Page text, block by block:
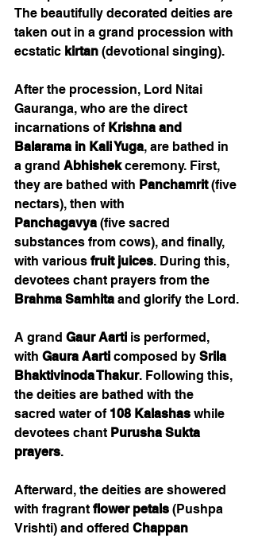
The beautifully decorated deities are
taken out in a grand procession with
ecstatic kirtan (devotional singing).
After the procession, Lord Nitai
Gauranga, who are the direct
incarnations of Krishna and
Balarama in Kali Yuga, are bathed in
a grand Abhishek ceremony. First,
they are bathed with Panchamrit (five
nectars), then with
Panchagavya (five sacred
substances from cows), and finally,
with various fruit juices. During this,
devotees chant prayers from the
Brahma Samhita and glorify the Lord.
A grand Gaur Aarti is performed,
with Gaura Aarti composed by Srila
Bhaktivinoda Thakur. Following this,
the deities are bathed with the
sacred water of 108 Kalashas while
devotees chant Purusha Sukta
prayers.
Afterward, the deities are showered
with fragrant flower petals (Pushpa
Vrishti) and offered Chappan